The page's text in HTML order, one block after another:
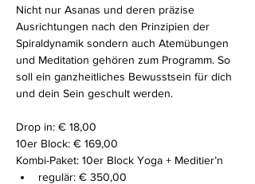
Nicht nur Asanas und deren präzise
Ausrichtungen nach den Prinzipien der
Spiraldynamik sondern auch Atemübungen
und Meditation gehören zum Programm. So
soll ein ganzheitliches Bewusstsein für dich
und dein Sein geschult werden.
Drop in: € 18,00
10er Block: € 169,00
Kombi-Paket: 10er Block Yoga + Meditier’n
regulär: € 350,00